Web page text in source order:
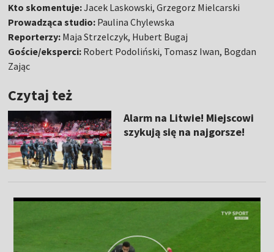
Kto skomentuje:Jacek Laskowski, Grzegorz Mielcarski
Prowadząca studio: Paulina Chylewska
Reporterzy: Maja Strzelczyk, Hubert Bugaj
Goście/eksperci: Robert Podoliński, Tomasz Iwan, Bogdan
Zając
Czytaj też
Alarm na Litwie! Miejscowi
szykują się na najgorsze!